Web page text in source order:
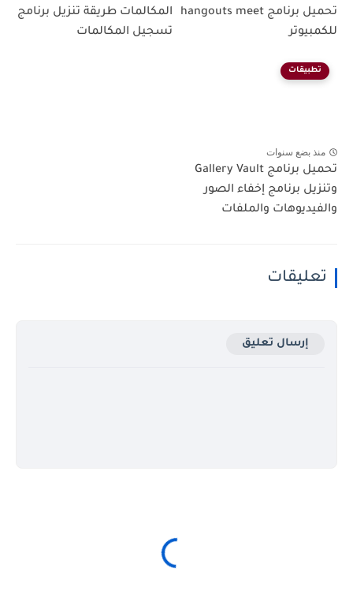
تحميل برنامج hangouts meet
للكمبيوتر
المكالمات طريقة تنزيل برنامج
تسجيل المكالمات
تطبيقات
منذ بضع سنوات
تحميل برنامج Gallery Vault
وتنزيل برنامج إخفاء الصور
والفيديوهات والملفات
تعليقات
إرسال تعليق